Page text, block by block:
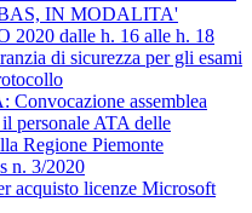
IN MODALITA'
dalle h. 16 alle h. 18
di sicurezza per gli esami
assemblea
personale ATA delle
Regione Piemonte
n. 3/2020
acquisto licenze Microsoft